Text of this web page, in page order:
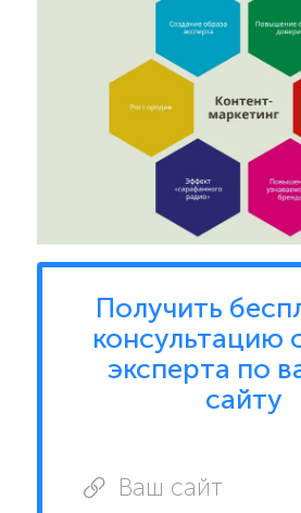
Получить
консультацию
эксперта по
сайту
Ваш сайт